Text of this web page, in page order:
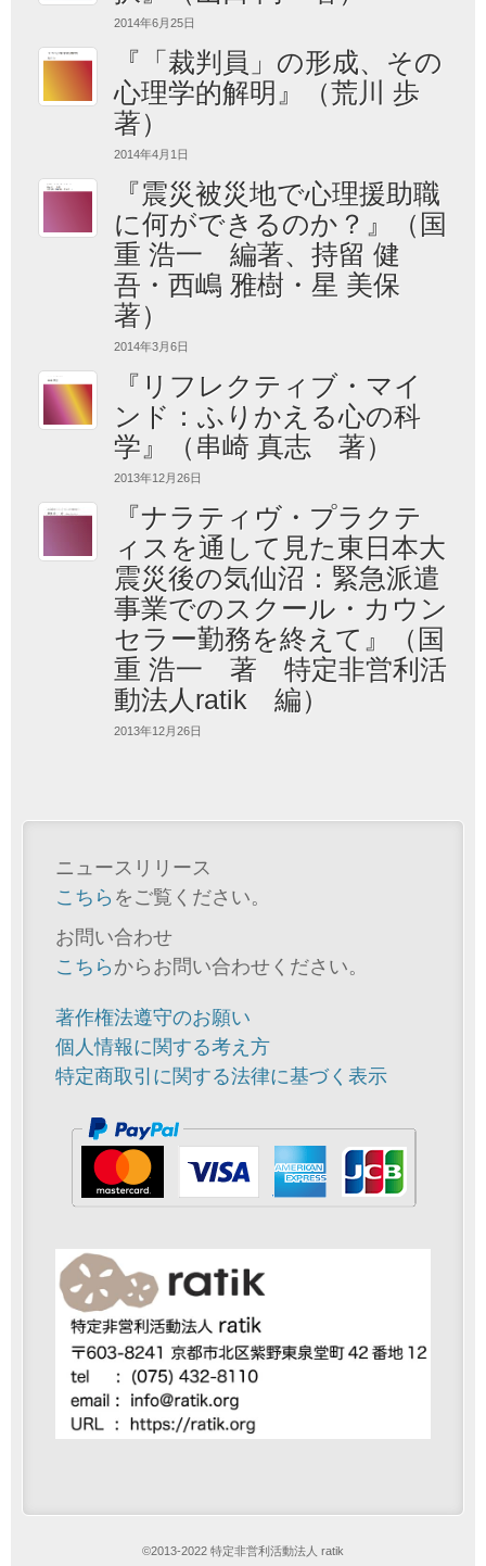
2014年6月25日
『「裁判員」の形成、その
心理学的解明』（荒川 歩
著）
2014年4月1日
『震災被災地で心理援助職
に何ができるのか？』（国
重 浩一 編著、持留 健
吾・西嶋 雅樹・星 美保
著）
2014年3月6日
『リフレクティブ・マイ
ンド：ふりかえる心の科
学』（串崎 真志 著）
2013年12月26日
『ナラティヴ・プラクテ
ィスを通して見た東日本大
震災後の気仙沼：緊急派遣
事業でのスクール・カウン
セラー勤務を終えて』（国
重 浩一 著 特定非営利活
動法人ratik 編）
2013年12月26日
ニュースリリース
こちら をご覧ください。
お問い合わせ
こちら からお問い合わせください。
著作権法遵守のお願い
個人情報に関する考え方
特定商取引に関する法律に基づく表示
©2013-2022 特定非営利活動法人 ratik